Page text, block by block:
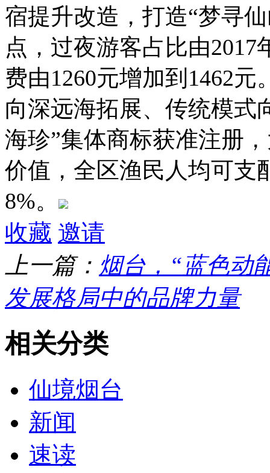
宿提升改造，打造“梦寻
点，过夜游客占比由2017
费由1260元增加到1462
向深远海拓展、传统模式
海珍”集体商标获准注册
价值，全区渔民人均可支
8%。
收藏 邀请
上一篇： 烟台，“蓝色动
发展格局中的品牌力量
相关分类
仙境烟台
新闻
速读